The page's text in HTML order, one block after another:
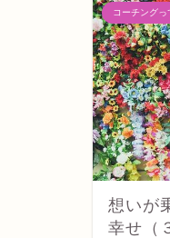
コーチングっ
想いが
幸せ（